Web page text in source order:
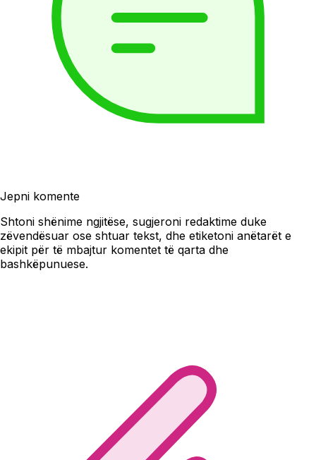
Jepni komente
Shtoni shënime ngjitëse, sugjeroni redaktime duke
zëvendësuar ose shtuar tekst, dhe etiketoni anëtarët e
ekipit për të mbajtur komentet të qarta dhe
bashkëpunuese.